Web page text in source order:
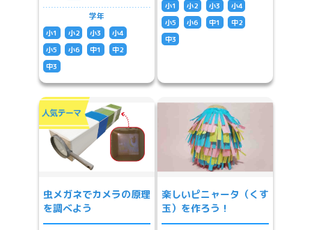
学年
小1 小2 小3
小4
小5
小6 中1
中2
中3
小1 小2 小3
小4
小5
小6 中1
中2
中3
虫メガネでカメラの原理
を調べよう
楽しいピニャータ（くす
玉）を作ろう！